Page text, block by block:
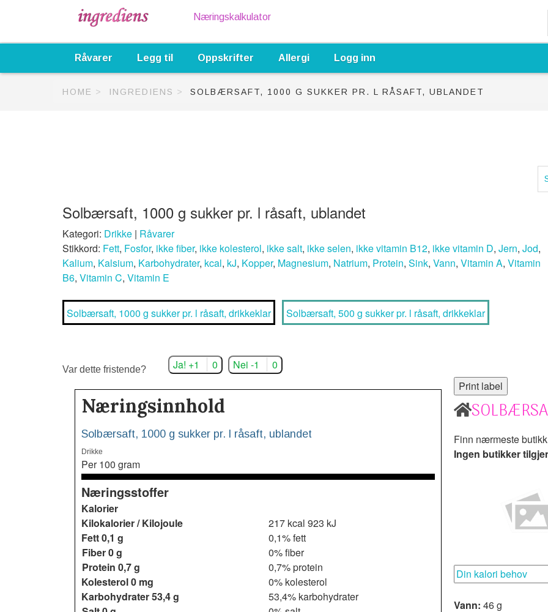
Næringskalkulator
Råvarer Legg til Oppskrifter Allergi Logg inn
HOME INGREDIENS SOLBÆRSAFT, 1000 G SUKKER PR. L RÅSAFT, UBLANDET
Solbærsaft, 1000 g sukker pr. l råsaft, ublandet
Kategori: Drikke | Råvarer
Stikkord: Fett, Fosfor, ikke fiber, ikke kolesterol, ikke salt, ikke selen, ikke vitamin B12, ikke vitamin D, Jern, Jod,
Kalium, Kalsium, Karbohydrater, kcal, kJ, Kopper, Magnesium, Natrium, Protein, Sink, Vann, Vitamin A, Vitamin
B6, Vitamin C, Vitamin E
Solbærsaft, 1000 g sukker pr. l råsaft, drikkeklar Solbærsaft, 500 g sukker pr. l råsaft, drikkeklar
Var dette fristende? Ja! +1 0 Nei -1 0
Næringsinnhold
Solbærsaft, 1000 g sukker pr. l råsaft, ublandet
Drikke
Per 100 gram
Næringsstoffer
Kalorier
Kilokalorier / Kilojoule
217 kcal 923 kJ
Fett0,1 g
0,1% fett
Fiber0 g
0% fiber
Protein 0,7 g
0,7% protein
Kolesterol0 mg
0% kolesterol
Karbohydrater53,4 g
53,4% karbohydrater
Finn nærmeste
Ingen butikker
Vann: 46 g